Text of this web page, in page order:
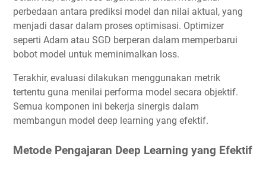
perbedaan antara prediksi model dan nilai aktual, yang
menjadi dasar dalam proses optimisasi. Optimizer
seperti Adam atau SGD berperan dalam memperbarui
bobot model untuk meminimalkan loss.
Terakhir, evaluasi dilakukan menggunakan metrik
tertentu guna menilai performa model secara objektif.
Semua komponen ini bekerja sinergis dalam
membangun model deep learning yang efektif.
Metode Pengajaran Deep Learning yang Efektif